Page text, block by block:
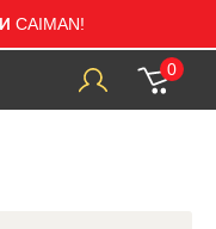
CAIMAN!
0